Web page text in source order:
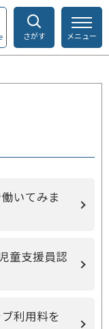
さがす メニュー
いてみま
童支援員認
利用料を